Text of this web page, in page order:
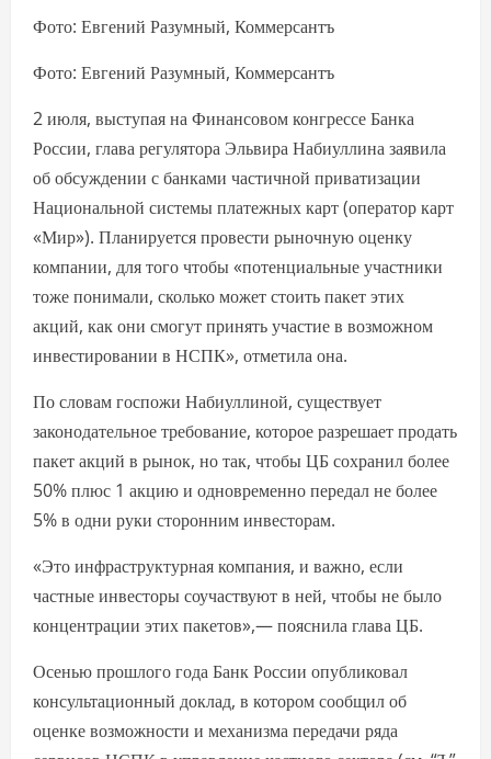
Фото: Евгений Разумный, Коммерсантъ
Фото: Евгений Разумный, Коммерсантъ
2 июля, выступая на Финансовом конгрессе Банка
России, глава регулятора Эльвира Набиуллина заявила
об обсуждении с банками частичной приватизации
Национальной системы платежных карт (оператор карт
«Мир»). Планируется провести рыночную оценку
компании, для того чтобы «потенциальные участники
тоже понимали, сколько может стоить пакет этих
акций, как они смогут принять участие в возможном
инвестировании в НСПК», отметила она.
По словам госпожи Набиуллиной, существует
законодательное требование, которое разрешает продать
пакет акций в рынок, но так, чтобы ЦБ сохранил более
50% плюс 1 акцию и одновременно передал не более
5% в одни руки сторонним инвесторам.
«Это инфраструктурная компания, и важно, если
частные инвесторы соучаствуют в ней, чтобы не было
концентрации этих пакетов»,— пояснила глава ЦБ.
Осенью прошлого года Банк России опубликовал
консультационный доклад, в котором сообщил об
оценке возможности и механизма передачи ряда